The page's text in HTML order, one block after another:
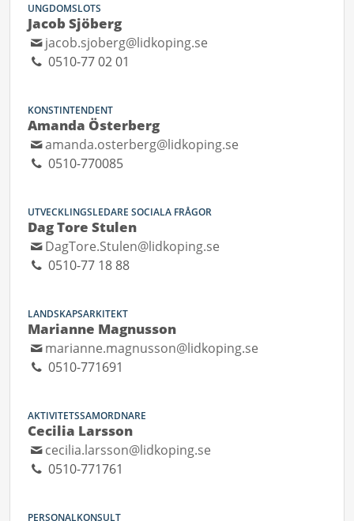
UNGDOMSLOTS
Jacob Sjöberg
jacob.sjoberg@lidkoping.se
0510-77 02 01
KONSTINTENDENT
Amanda Österberg
amanda.osterberg@lidkoping.se
0510-770085
UTVECKLINGSLEDARE SOCIALA FRÅGOR
Dag Tore Stulen
DagTore.Stulen@lidkoping.se
0510-77 18 88
LANDSKAPSARKITEKT
Marianne Magnusson
marianne.magnusson@lidkoping.se
0510-771691
AKTIVITETSSAMORDNARE
Cecilia Larsson
cecilia.larsson@lidkoping.se
0510-771761
PERSONALKONSULT